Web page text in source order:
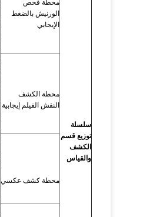
سلسلة
توزيع قسم
الكشف
والقياس
محطة فحص
الورنيش بالضغط
الإيجابي
محطة الكشف
النقش الفيلم إيجابية
محطة كشف عكسي